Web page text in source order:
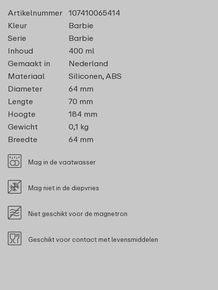
Artikelnummer
107410065414
Kleur
Barbie
Serie
Barbie
Inhoud
400 ml
Gemaakt in
Nederland
Materiaal
Siliconen, ABS
Diameter
64 mm
Lengte
70 mm
Hoogte
184 mm
Gewicht
0,1 kg
Breedte
64 mm
Mag in de vaatwasser
Mag niet in de diepvries
Niet geschikt voor de magnetron
Geschikt voor contact met levensmiddelen